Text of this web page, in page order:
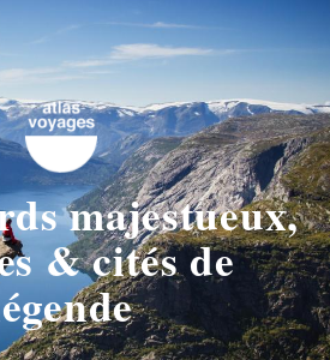
majestueux,
& cités de